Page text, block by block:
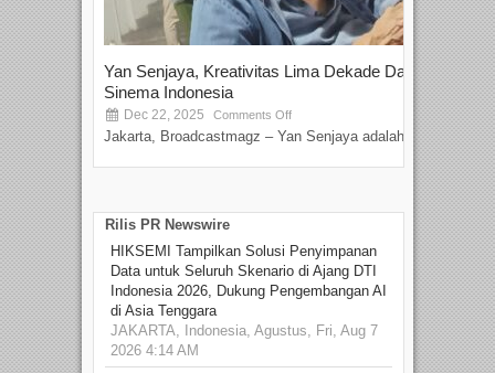
Yan Senjaya, Kreativitas Lima Dekade Dalam
Sinema Indonesia
Dec 22, 2025 Comments Off
Jakarta, Broadcastmagz – Yan Senjaya adalah...
Rilis PR Newswire
HIKSEMI Tampilkan Solusi Penyimpanan
Data untuk Seluruh Skenario di Ajang DTI
Indonesia 2026, Dukung Pengembangan AI
di Asia Tenggara
JAKARTA, Indonesia, Agustus, Fri, Aug 7
2026 4:14 AM